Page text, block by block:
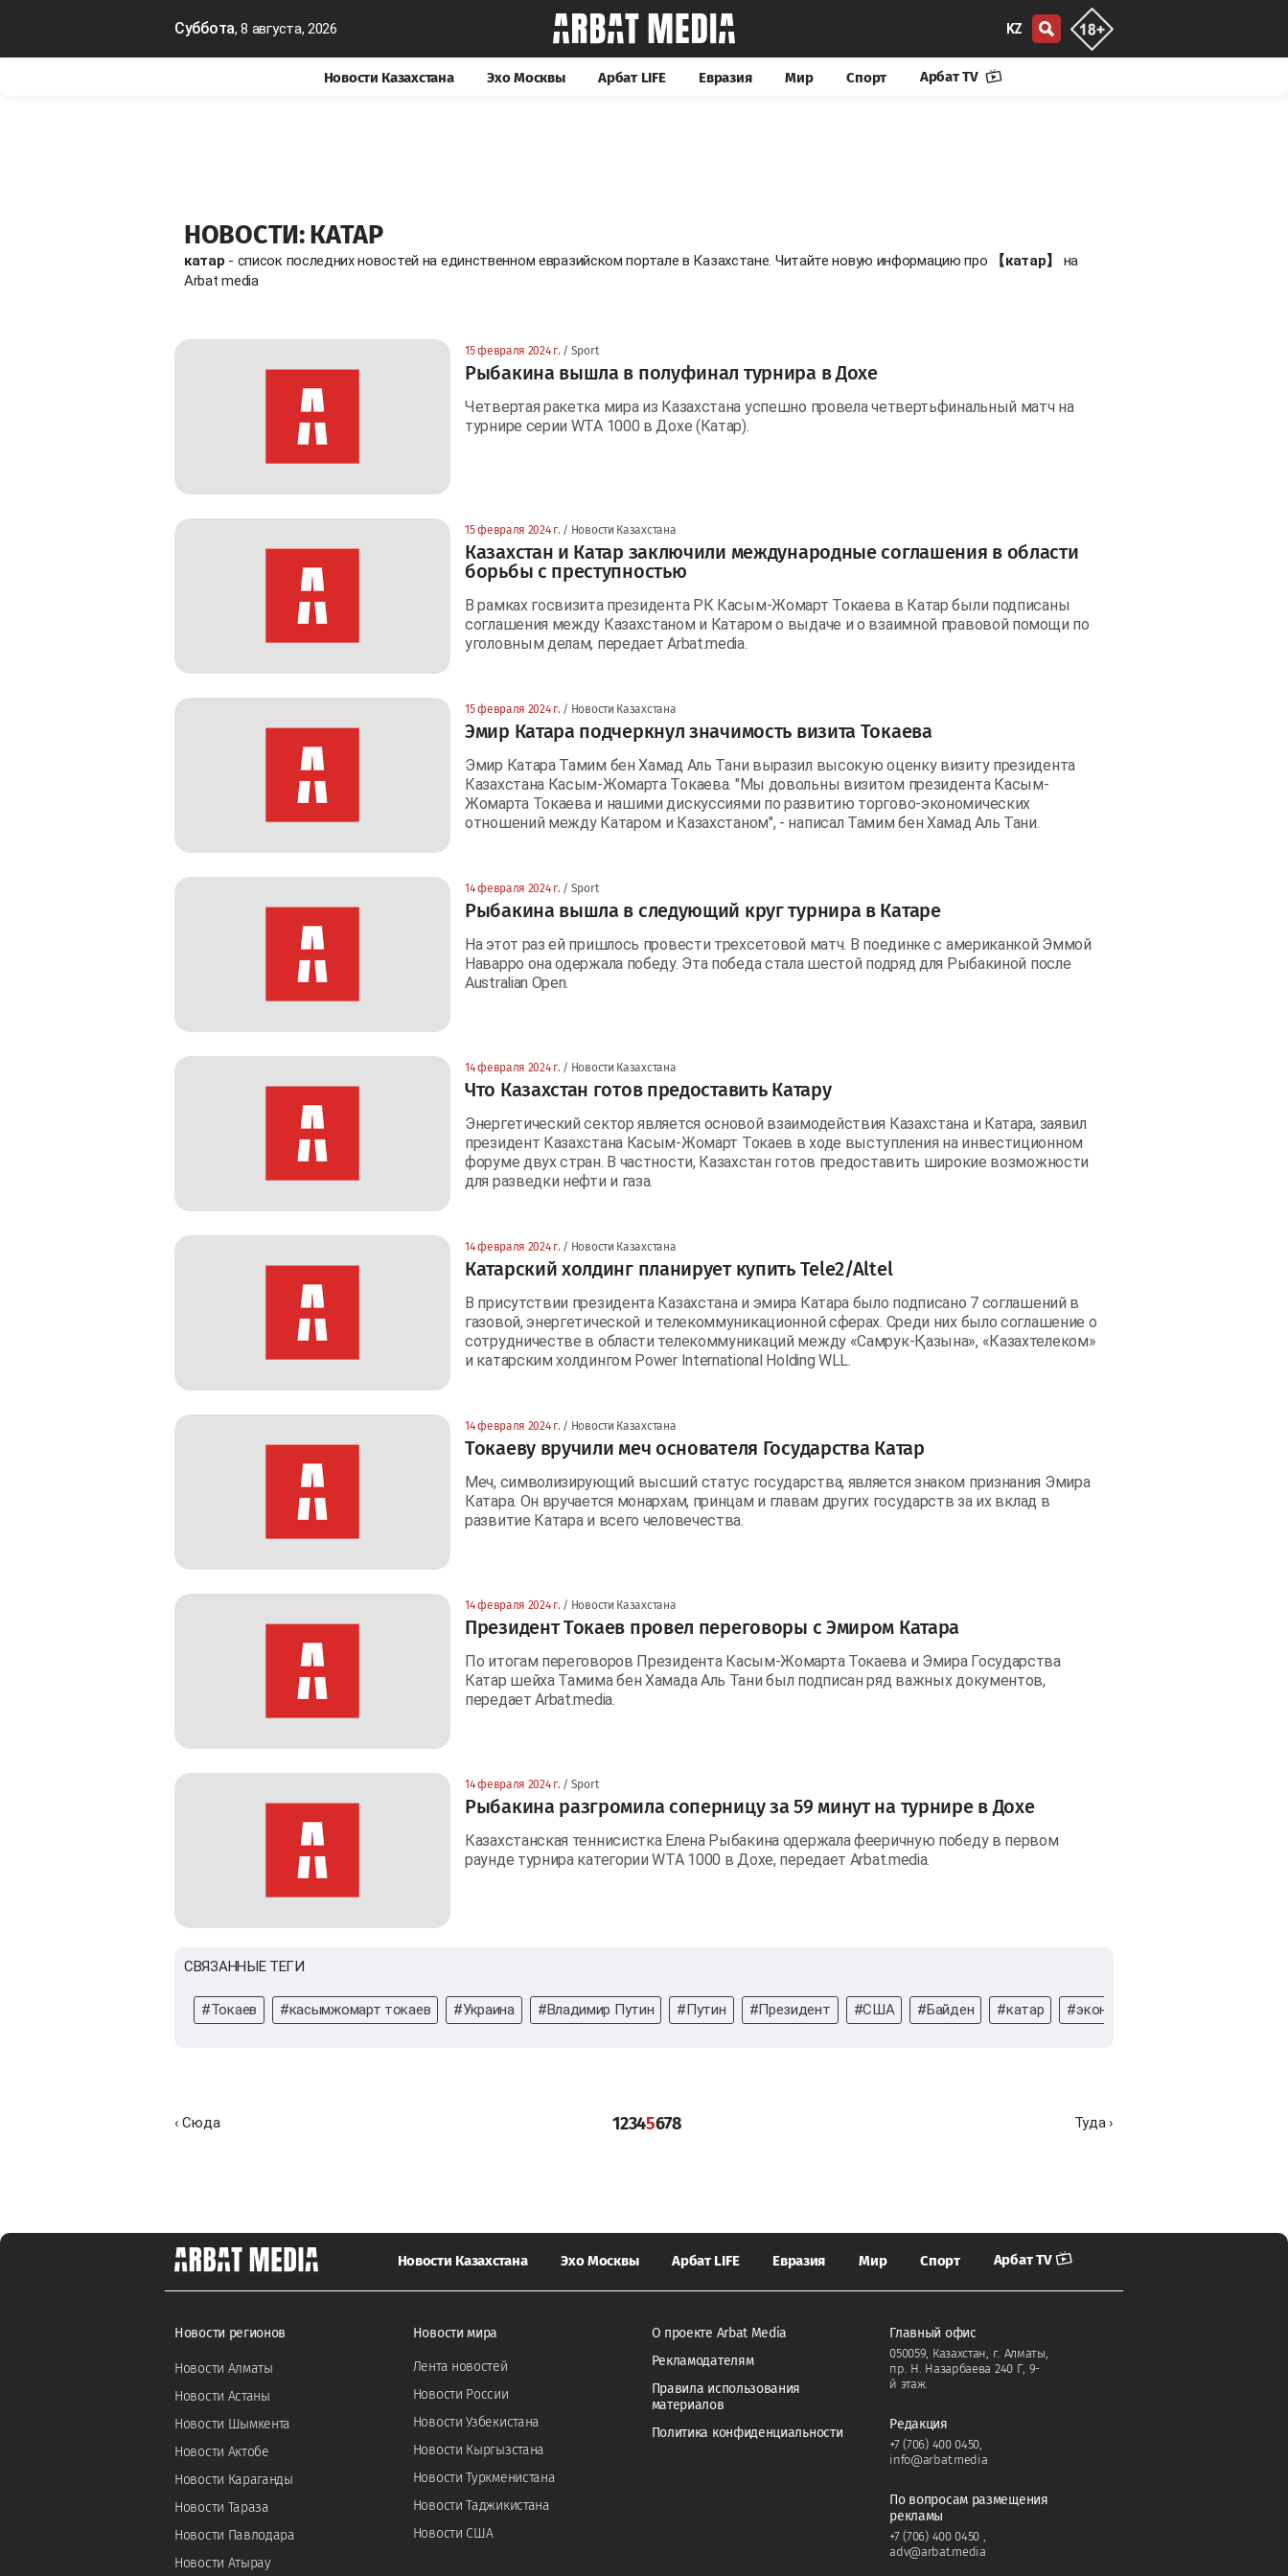
Суббота, 8 августа, 2026 KZ
Новости Казахстана Эхо Москвы Арбат LIFE Евразия Мир Спорт Арбат TV
НОВОСТИ: КАТАР
катар - список последних новостей на единственном евразийском портале в Казахстане. Читайте новую информацию про 【катар】
на
Arbat media
15 февраля 2024 г. / Sport
Рыбакина вышла в полуфинал турнира в Дохе
Четвертая ракетка мира из Казахстана успешно провела четвертьфинальный матч на
турнире серии WTA 1000 в Дохе (Катар).
15 февраля 2024 г. / Новости Казахстана
Казахстан и Катар заключили международные соглашения в области
борьбы с преступностью
В рамках госвизита президента РК Касым-Жомарт Токаева в Катар были подписаны
соглашения между Казахстаном и Катаром о выдаче и о взаимной правовой помощи по
уголовным делам, передает Arbat.media.
15 февраля 2024 г. / Новости Казахстана
Эмир Катара подчеркнул значимость визита Токаева
Эмир Катара Тамим бен Хамад Аль Тани выразил высокую оценку визиту президента
Казахстана Касым-Жомарта Токаева. "Мы довольны визитом президента Касым-
Жомарта Токаева и нашими дискуссиями по развитию торгово-экономических
отношений между Катаром и Казахстаном", - написал Тамим бен Хамад Аль Тани.
14 февраля 2024 г. / Sport
Рыбакина вышла в следующий круг турнира в Катаре
На этот раз ей пришлось провести трехсетовой матч. В поединке с американкой Эммой
Наварро она одержала победу. Эта победа стала шестой подряд для Рыбакиной после
Australian Open.
14 февраля 2024 г. / Новости Казахстана
Что Казахстан готов предоставить Катару
Энергетический сектор является основой взаимодействия Казахстана и Катара, заявил
президент Казахстана Касым-Жомарт Токаев в ходе выступления на инвестиционном
форуме двух стран. В частности, Казахстан готов предоставить широкие возможности
для разведки нефти и газа.
14 февраля 2024 г. / Новости Казахстана
Катарский холдинг планирует купить Tele2/Altel
В присутствии президента Казахстана и эмира Катара было подписано 7 соглашений в
газовой, энергетической и телекоммуникационной сферах. Среди них было соглашение о
сотрудничестве в области телекоммуникаций между «Самрук-Қазына», «Казахтелеком»
и катарским холдингом Power International Holding WLL.
14 февраля 2024 г. / Новости Казахстана
Токаеву вручили меч основателя Государства Катар
Меч, символизирующий высший статус государства, является знаком признания Эмира
Катара. Он вручается монархам, принцам и главам других государств за их вклад в
развитие Катара и всего человечества.
14 февраля 2024 г. / Новости Казахстана
Президент Токаев провел переговоры с Эмиром Катара
По итогам переговоров Президента Касым-Жомарта Токаева и Эмира Государства
Катар шейха Тамима бен Хамада Аль Тани был подписан ряд важных документов,
передает Arbat.media.
14 февраля 2024 г. / Sport
Рыбакина разгромила соперницу за 59 минут на турнире в Дохе
Казахстанская теннисистка Елена Рыбакина одержала фееричную победу в первом
раунде турнира категории WTA 1000 в Дохе, передает Arbat.media.
СВЯЗАННЫЕ ТЕГИ
#Токаев #касымжомарт токаев #Украина #Владимир Путин #Путин #Президент #США #Байден #катар #экономический форум
‹ Сюда 12345678 Туда ›
Новости Казахстана Эхо Москвы Арбат LIFE Евразия Мир Спорт Арбат TV
Новости регионов
Новости Алматы
Новости Астаны
Новости Шымкента
Новости Актобе
Новости Караганды
Новости Тараза
Новости Павлодара
Новости Атырау
Новости мира
Лента новостей
Новости России
Новости Узбекистана
Новости Кыргызстана
Новости Туркменистана
Новости Таджикистана
Новости США
О проекте Arbat Media
Рекламодателям
Правила использования
материалов
Политика конфиденциальности
Главный офис
050059, Казахстан, г. Алматы,
пр. Н. Назарбаева 240 Г, 9-
й этаж.
Редакция
+7 (706) 400 0450
info@arbat.media
По вопросам размещения
рекламы
+7 (706) 400 0450
adv@arbat.media